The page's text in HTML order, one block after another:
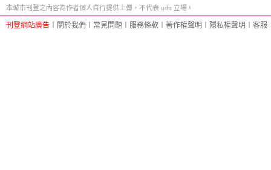
本城市刊登之內容為作者個人自行提供上傳，不代表 udn 立場。
刊登網站廣告 關於我們 常見問題 服務條款 著作權聲明 隱私權聲明 客服